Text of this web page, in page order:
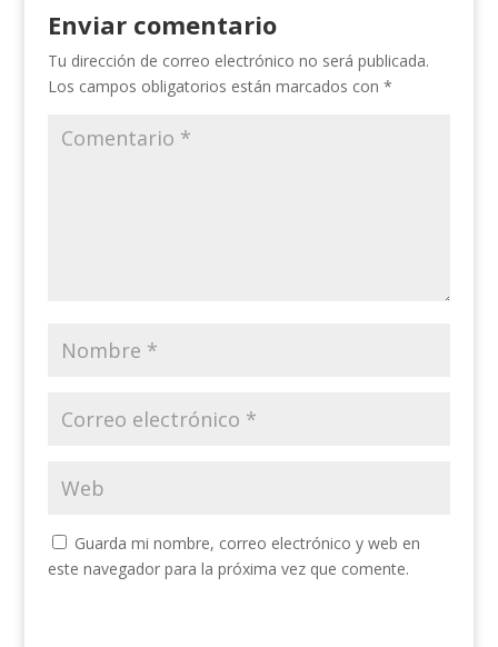
Enviar comentario
Tu dirección de correo electrónico no será publicada.
Los campos obligatorios están marcados con *
Guarda mi nombre, correo electrónico y web en
este navegador para la próxima vez que comente.